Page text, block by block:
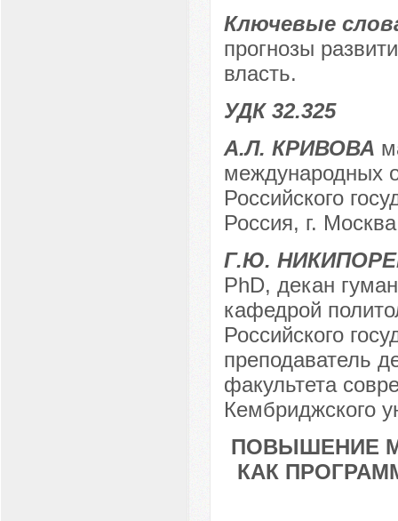
Ключевые
прогнозы
власть.
УДК 32.325
А.Л. КРИВОВА
международных
Российского
Россия, г. Москва
Г.Ю.
PhD, декан
кафедрой
Российского
преподаватель
факультета
Кембриджского
ПОВЫШЕНИЕ
КАК